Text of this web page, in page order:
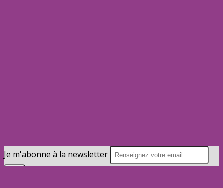
Je m'abonne à la newsletter